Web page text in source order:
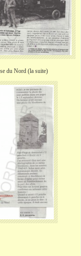
du Nord (la suite)